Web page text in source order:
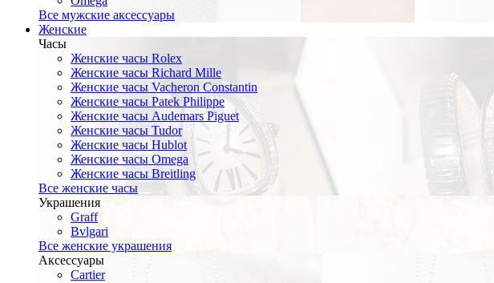
Все мужские аксессуары
Женские
Часы
Женские часы Rolex
Женские часы Richard Mille
Женские часы Vacheron Constantin
Женские часы Patek Philippe
Женские часы Audemars Piguet
Женские часы Tudor
Женские часы Hublot
Женские часы Omega
Женские часы Breitling
Все женские часы
Украшения
Graff
Bvlgari
Все женские украшения
Аксессуары
Cartier